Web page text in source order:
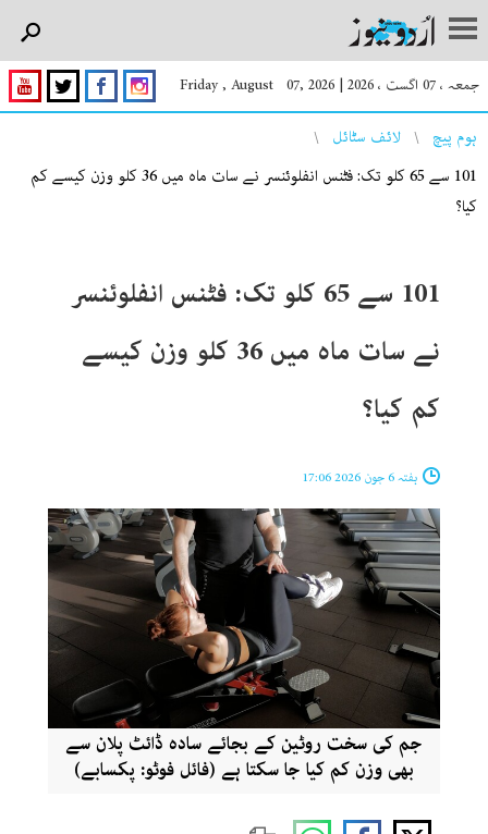
جمعہ ، 07 اگست ، 2026 |
Friday , August 07, 2026
You are here
ہوم پیچ
لائف سٹائل
101 سے 65 کلو تک: فٹنس انفلوئنسر نے سات ماہ میں 36 کلو وزن کیسے کم
کیا؟
101 سے 65 کلو تک: فٹنس انفلوئنسر
نے سات ماہ میں 36 کلو وزن کیسے
کم کیا؟
ہفتہ 6 جون 2026 17:06
جم کی سخت روٹین کے بجائے سادہ ڈائٹ پلان سے
بھی وزن کم کیا جا سکتا ہے (فائل فوٹو: پکسابے)